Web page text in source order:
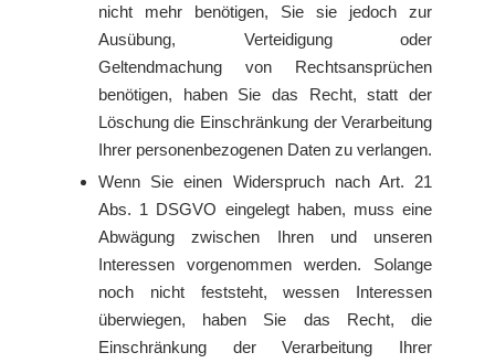
nicht mehr benötigen, Sie sie jedoch zur
Ausübung, Verteidigung oder
Geltendmachung von Rechtsansprüchen
benötigen, haben Sie das Recht, statt der
Löschung die Einschränkung der Verarbeitung
Ihrer personenbezogenen Daten zu verlangen.
Wenn Sie einen Widerspruch nach Art. 21
Abs. 1 DSGVO eingelegt haben, muss eine
Abwägung zwischen Ihren und unseren
Interessen vorgenommen werden. Solange
noch nicht feststeht, wessen Interessen
überwiegen, haben Sie das Recht, die
Einschränkung der Verarbeitung Ihrer